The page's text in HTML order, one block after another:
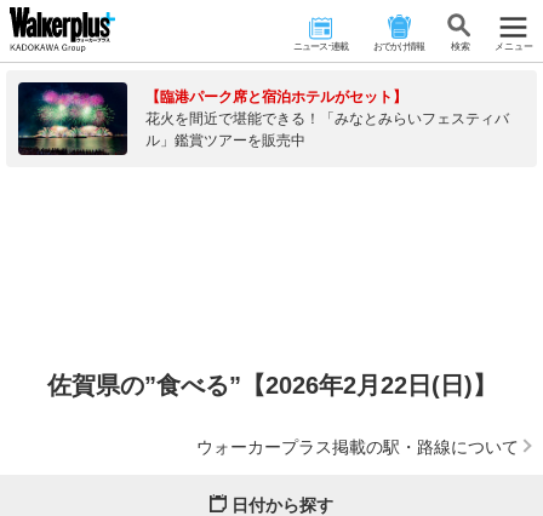
ニュース･連載 おでかけ情報 検 索 メニュー
【臨港パーク席と宿泊ホテルがセット】
花火を間近で堪能できる！「みなとみらいフェスティバ
ル」鑑賞ツアーを販売中
佐賀県の”食べる”【2026年2月22日(日)】
ウォーカープラス掲載の駅・路線について
日付から探す